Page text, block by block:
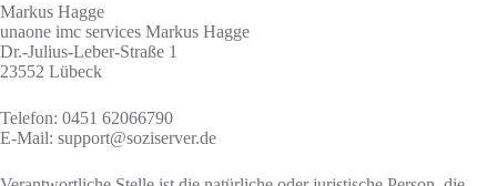
Markus Hagge
unaone imc services Markus Hagge
Dr.-Julius-Leber-Straße 1
23552 Lübeck
Telefon: 0451 62066790
E-Mail: support@soziserver.de